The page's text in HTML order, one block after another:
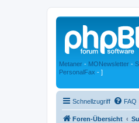
Metaner - MONewsletter -
PersonalFax - ]
Schnellzugriff FAQ
Foren-Übersicht